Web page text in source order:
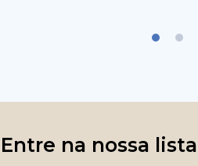
Entre na nossa lista